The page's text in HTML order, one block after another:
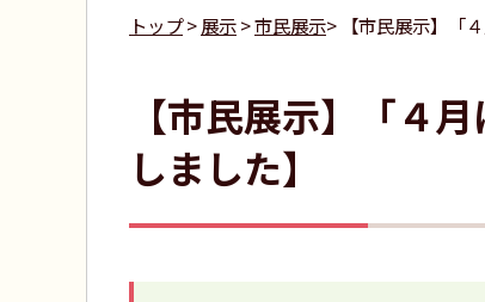
トップ>展示>市民展示> 【市民展示】「
【市民展示】「４
しました】